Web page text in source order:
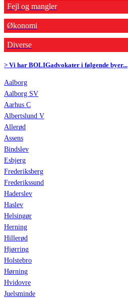
Fejl og mangler
Økonomi
Diverse
> Vi har BOLIGadvokater i følgende byer...
Aalborg
Aalborg SV
Aarhus C
Albertslund V
Allerød
Assens
Bindslev
Esbjerg
Frederiksberg
Frederikssund
Haderslev
Haslev
Helsingør
Herning
Hillerød
Hjørring
Holstebro
Hørning
Hvidovre
Juelsminde